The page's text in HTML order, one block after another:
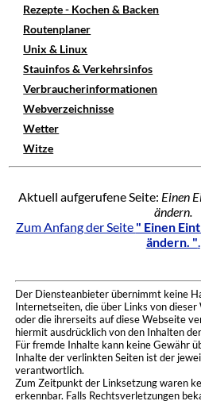
Rezepte - Kochen & Backen
Routenplaner
Unix & Linux
Stauinfos & Verkehrsinfos
Verbraucherinformationen
Webverzeichnisse
Wetter
Witze
Aktuell aufgerufene Seite: Einen
ändern.
Zum Anfang der Seite " Einen
ändern. ".
Der Diensteanbieter übernimmt keine
Internetseiten, die über Links von
oder die ihrerseits auf diese Webseite
hiermit ausdrücklich von den Inhalten
Für fremde Inhalte kann keine Gewähr
Inhalte der verlinkten Seiten ist der
verantwortlich.
Zum Zeitpunkt der Linksetzung waren
erkennbar. Falls Rechtsverletzungen